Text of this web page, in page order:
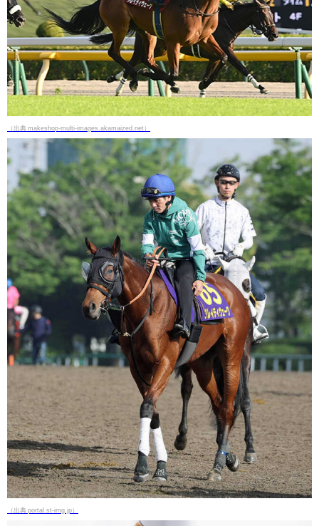
（出典 makeshop-multi-images.akamaized.net）
（出典 portal.st-img.jp）